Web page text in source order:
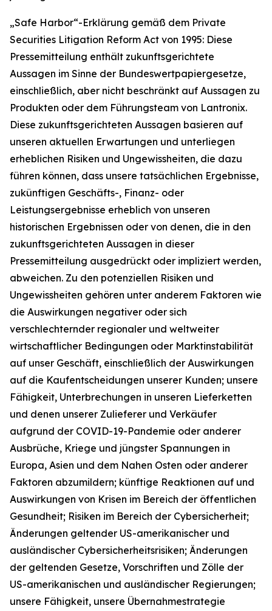
„Safe Harbor“-Erklärung gemäß dem Private
Securities Litigation Reform Act von 1995: Diese
Pressemitteilung enthält zukunftsgerichtete
Aussagen im Sinne der Bundeswertpapiergesetze,
einschließlich, aber nicht beschränkt auf Aussagen zu
Produkten oder dem Führungsteam von Lantronix.
Diese zukunftsgerichteten Aussagen basieren auf
unseren aktuellen Erwartungen und unterliegen
erheblichen Risiken und Ungewissheiten, die dazu
führen können, dass unsere tatsächlichen Ergebnisse,
zukünftigen Geschäfts-, Finanz- oder
Leistungsergebnisse erheblich von unseren
historischen Ergebnissen oder von denen, die in den
zukunftsgerichteten Aussagen in dieser
Pressemitteilung ausgedrückt oder impliziert werden,
abweichen. Zu den potenziellen Risiken und
Ungewissheiten gehören unter anderem Faktoren wie
die Auswirkungen negativer oder sich
verschlechternder regionaler und weltweiter
wirtschaftlicher Bedingungen oder Marktinstabilität
auf unser Geschäft, einschließlich der Auswirkungen
auf die Kaufentscheidungen unserer Kunden; unsere
Fähigkeit, Unterbrechungen in unseren Lieferketten
und denen unserer Zulieferer und Verkäufer
aufgrund der COVID-19-Pandemie oder anderer
Ausbrüche, Kriege und jüngster Spannungen in
Europa, Asien und dem Nahen Osten oder anderer
Faktoren abzumildern; künftige Reaktionen auf und
Auswirkungen von Krisen im Bereich der öffentlichen
Gesundheit; Risiken im Bereich der Cybersicherheit;
Änderungen geltender US-amerikanischer und
ausländischer Cybersicherheitsrisiken; Änderungen
der geltenden Gesetze, Vorschriften und Zölle der
US-amerikanischen und ausländischer Regierungen;
unsere Fähigkeit, unsere Übernahmestrategie